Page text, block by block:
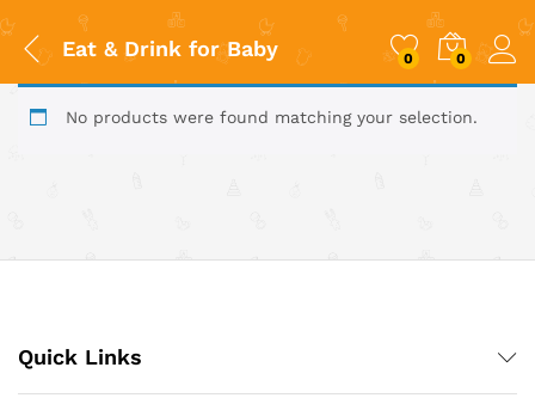
Eat & Drink for Baby 0 0
No products were found matching your selection.
Quick Links